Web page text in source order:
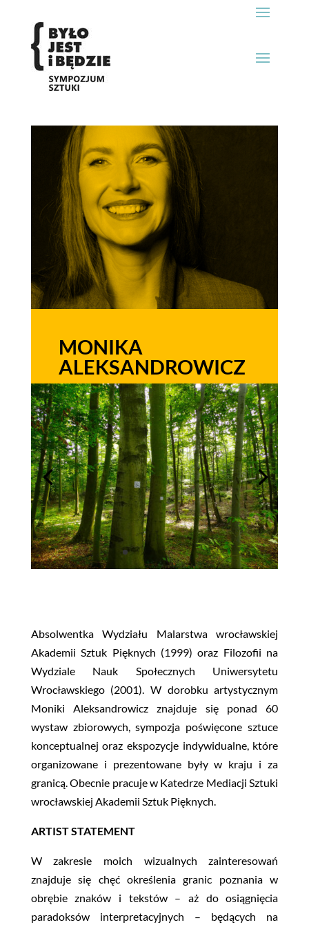
MONIKA
ALEKSANDROWICZ
Absolwentka Wydziału Malarstwa wrocławskiej
Akademii Sztuk Pięknych (1999) oraz Filozofii na
Wydziale Nauk Społecznych Uniwersytetu
Wrocławskiego (2001). W dorobku artystycznym
Moniki Aleksandrowicz znajduje się ponad 60
wystaw zbiorowych, sympozja poświęcone sztuce
konceptualnej oraz ekspozycje indywidualne, które
organizowane i prezentowane były w kraju i za
granicą. Obecnie pracuje w Katedrze Mediacji Sztuki
wrocławskiej Akademii Sztuk Pięknych.
ARTIST STATEMENT
W zakresie moich wizualnych zainteresowań
znajduje się chęć określenia granic poznania w
obrębie znaków i tekstów – aż do osiągnięcia
paradoksów interpretacyjnych – będących na